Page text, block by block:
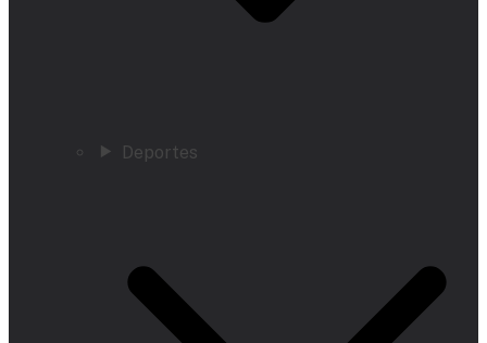
Deportes